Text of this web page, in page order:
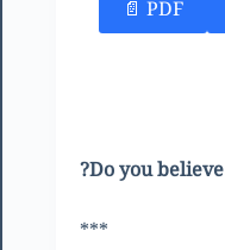
PDF 📄
Do you believe
***